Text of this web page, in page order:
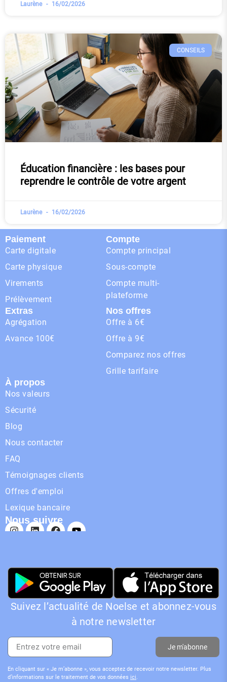
Laurène 16/02/2026
CONSEILS
Éducation financière : les bases pour
reprendre le contrôle de votre argent
Laurène 16/02/2026
Paiement
Carte digitale
Carte physique
Virements
Prélèvement
Compte
Compte principal
Sous-compte
Compte multi-
plateforme
Extras
Agrégation
Avance 100€
Nos offres
Offre à 6€
Offre à 9€
Comparez nos offres
Grille tarifaire
À propos
Nos valeurs
Sécurité
Blog
Nous contacter
FAQ
Témoignages clients
Offres d'emploi
Lexique bancaire
Nous suivre
Suivez l’actualité de Noelse et abonnez-vous
à notre newsletter
Je m'abonne
En cliquant sur « Je m’abonne », vous acceptez de recevoir notre newsletter. Plus
d’informations sur le traitement de vos données ici